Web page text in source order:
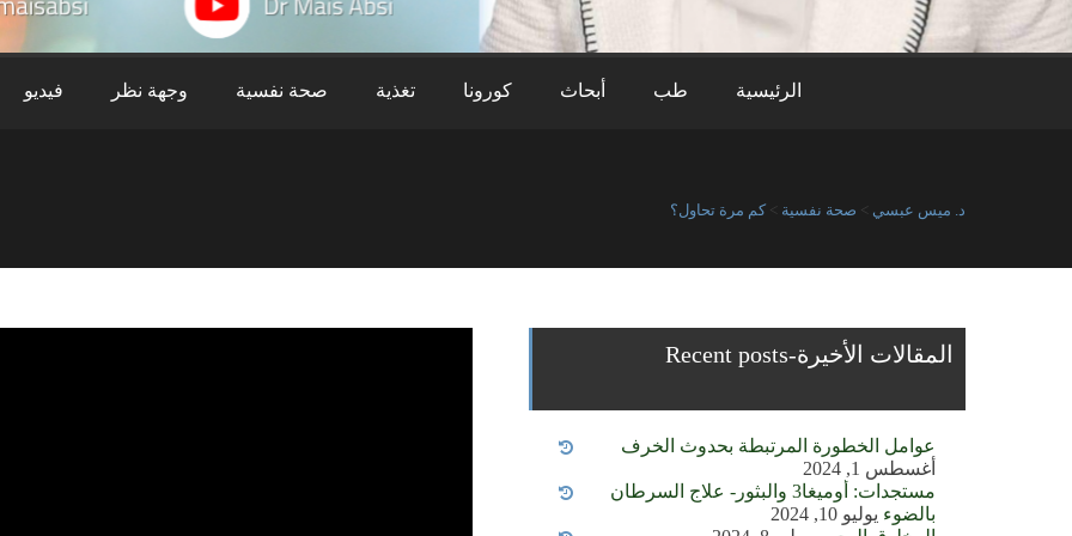
الرئيسية طب أبحاث كورونا تغذية صحة نفسية وجهة نظر فيديو
د. ميس عبسي > صحة نفسية >كم مرة تحاول؟
المقالات الأخيرة-Recent posts
عوامل الخطورة المرتبطة بحدوث الخرف
أغسطس 1, 2024
مستجدات: أوميغا3 والبثور- علاج السرطان
بالضوء يوليو 10, 2024